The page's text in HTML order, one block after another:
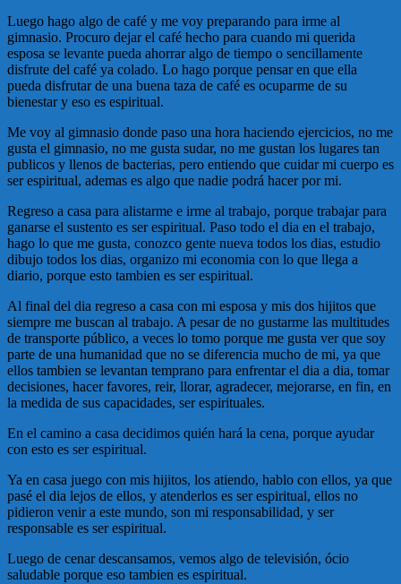
Luego hago algo de café y me voy preparando para irme al
gimnasio. Procuro dejar el café hecho para cuando mi querida
esposa se levante pueda ahorrar algo de tiempo o sencillamente
disfrute del café ya colado. Lo hago porque pensar en que ella
pueda disfrutar de una buena taza de café es ocuparme de su
bienestar y eso es espiritual.
Me voy al gimnasio donde paso una hora haciendo ejercicios, no me
gusta el gimnasio, no me gusta sudar, no me gustan los lugares tan
publicos y llenos de bacterias, pero entiendo que cuidar mi cuerpo es
ser espiritual, ademas es algo que nadie podrá hacer por mi.
Regreso a casa para alistarme e irme al trabajo, porque trabajar para
ganarse el sustento es ser espiritual. Paso todo el dia en el trabajo,
hago lo que me gusta, conozco gente nueva todos los dias, estudio
dibujo todos los dias, organizo mi economia con lo que llega a
diario, porque esto tambien es ser espiritual.
Al final del dia regreso a casa con mi esposa y mis dos hijitos que
siempre me buscan al trabajo. A pesar de no gustarme las multitudes
de transporte público, a veces lo tomo porque me gusta ver que soy
parte de una humanidad que no se diferencia mucho de mi, ya que
ellos tambien se levantan temprano para enfrentar el dia a dia, tomar
decisiones, hacer favores, reir, llorar, agradecer, mejorarse, en fin, en
la medida de sus capacidades, ser espirituales.
En el camino a casa decidimos quién hará la cena, porque ayudar
con esto es ser espiritual.
Ya en casa juego con mis hijitos, los atiendo, hablo con ellos, ya que
pasé el dia lejos de ellos, y atenderlos es ser espiritual, ellos no
pidieron venir a este mundo, son mi responsabilidad, y ser
responsable es ser espiritual.
Luego de cenar descansamos, vemos algo de televisión, ócio
saludable porque eso tambien es espiritual.